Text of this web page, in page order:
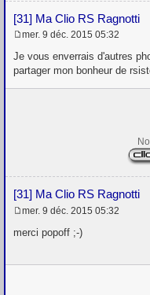
[31] Ma Clio RS Ragnotti
e
s
a
mer. 9 déc. 2015 05:32
Je vous enverrais d'autres
partager mon bonheur de
[31] Ma Clio RS Ragnotti
e
a
mer. 9 déc. 2015 05:32
merci popoff ;-)